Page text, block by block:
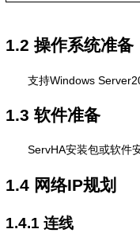
1.2 操作系统准备
支持Windows
1.3 软件准备
ServHA安装包或软件
1.4 网络IP规划
1.4.1 连线